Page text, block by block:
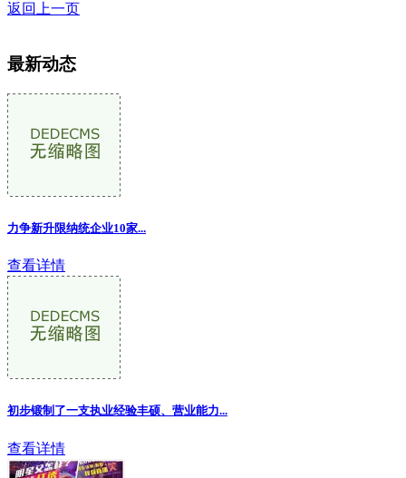
返回上一页
最新动态
力争新升限纳统企业10家...
查看详情
初步锻制了一支执业经验丰硕、营业能力...
查看详情